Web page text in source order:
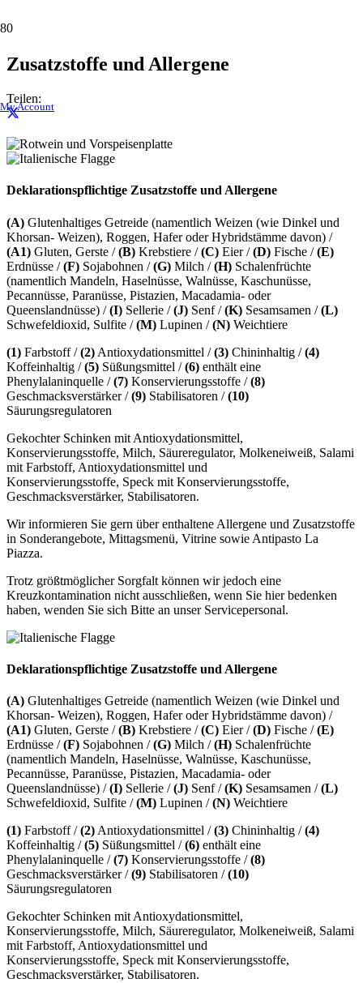
My Account
Zusatzstoffe und Allergene
Teilen:
Deklarationspflichtige Zusatzstoffe und Allergene
(A) Glutenhaltiges Getreide (namentlich Weizen (wie Dinkel und
Khorsan- Weizen), Roggen, Hafer oder Hybridstämme davon) /
(A1) Gluten, Gerste /(B) Krebstiere /(C) Eier /(D) Fische /(E)
Erdnüsse /(F) Sojabohnen /(G) Milch /(H) Schalenfrüchte
(namentlich Mandeln, Haselnüsse, Walnüsse, Kaschunüsse,
Pecannüsse, Paranüsse, Pistazien, Macadamia- oder
Queenslandnüsse) /(I) Sellerie /(J) Senf /(K) Sesamsamen /(L)
Schwefeldioxid, Sulfite /(M) Lupinen /(N) Weichtiere
(1) Farbstoff /(2) Antioxydationsmittel /(3) Chininhaltig /(4)
Koffeinhaltig /(5) Süßungsmittel /(6) enthält eine
Phenylalaninquelle /(7) Konservierungsstoffe /(8)
Geschmacksverstärker /(9) Stabilisatoren /(10)
Säurungsregulatoren
Gekochter Schinken mit Antioxydationsmittel,
Konservierungsstoffe, Milch, Säureregulator, Molkeneiweiß, Salami
mit Farbstoff, Antioxydationsmittel und
Konservierungsstoffe, Speck mit Konservierungsstoffe,
Geschmacksverstärker, Stabilisatoren.
Wir informieren Sie gern über enthaltene Allergene und Zusatzstoffe
in Sonderangebote, Mittagsmenü, Vitrine sowie Antipasto La
Piazza.
Trotz größtmöglicher Sorgfalt können wir jedoch eine
Kreuzkontamination nicht ausschließen, wenn Sie hier bedenken
haben, wenden Sie sich Bitte an unser Servicepersonal.
Deklarationspflichtige Zusatzstoffe und Allergene
(A) Glutenhaltiges Getreide (namentlich Weizen (wie Dinkel und
Khorsan- Weizen), Roggen, Hafer oder Hybridstämme davon) /
(A1) Gluten, Gerste /(B) Krebstiere /(C) Eier /(D) Fische /(E)
Erdnüsse /(F) Sojabohnen /(G) Milch /(H) Schalenfrüchte
(namentlich Mandeln, Haselnüsse, Walnüsse, Kaschunüsse,
Pecannüsse, Paranüsse, Pistazien, Macadamia- oder
Queenslandnüsse) /(I) Sellerie /(J) Senf /(K) Sesamsamen /(L)
Schwefeldioxid, Sulfite /(M) Lupinen /(N) Weichtiere
(1) Farbstoff /(2) Antioxydationsmittel /(3) Chininhaltig /(4)
Koffeinhaltig /(5) Süßungsmittel /(6) enthält eine
Phenylalaninquelle /(7) Konservierungsstoffe /(8)
Geschmacksverstärker /(9) Stabilisatoren /(10)
Säurungsregulatoren
Gekochter Schinken mit Antioxydationsmittel,
Konservierungsstoffe, Milch, Säureregulator, Molkeneiweiß, Salami
mit Farbstoff, Antioxydationsmittel und
Konservierungsstoffe, Speck mit Konservierungsstoffe,
Geschmacksverstärker, Stabilisatoren.